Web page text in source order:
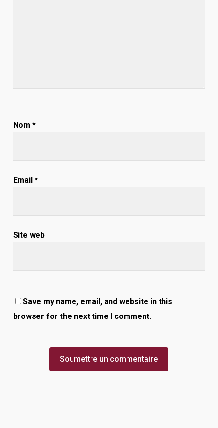
Nom *
Email *
Site web
Save my name, email, and website in this
browser for the next time I comment.